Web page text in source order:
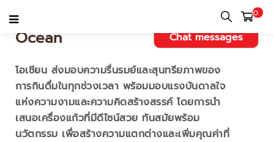
0
Ocean Chat messages
โอเชียน ส่งมอบความรื่นรมย์และสุนทรียภาพของ
การกินดื่มในทุกช่วงเวลา พร้อมมอบแรงบันดาลใจ
แห่งความงามและความคิดสร้างสรรค์ โดยการนำ
เสนอเครื่องแก้วที่มีดีไซน์สวย ทันสมัยพร้อม
นวัตกรรม เพื่อสร้างความแตกต่างและเพิ่มคุณค่าที่